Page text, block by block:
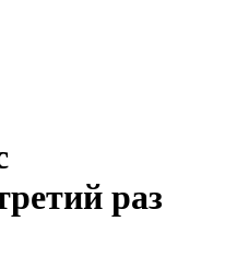
раз